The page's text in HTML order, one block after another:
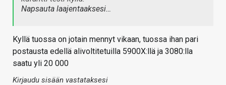
Napsauta laajentaaksesi…
Kyllä tuossa on jotain mennyt vikaan, tuossa ihan pari
postausta edellä alivoltitetuilla 5900X:llä ja 3080:lla
saatu yli 20 000
Kirjaudu sisään vastataksesi